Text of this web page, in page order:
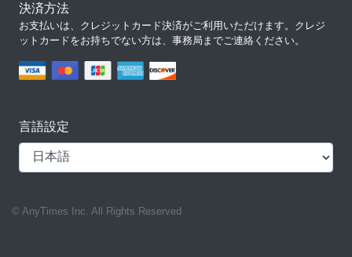
決済方法
お支払いは、クレジットカード決済がご利用いただけます。クレジ
ットカードをお持ちでない方は、事務局までご連絡ください。
言語設定
© AnyTimes Inc. All Rights Reserved